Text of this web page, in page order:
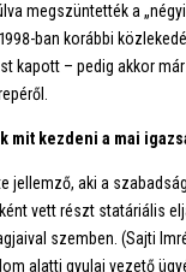
megszüntették a
ban korábbi
kapott – pedig akkor
mit kezdeni a mai
jellemző, aki a
vett részt statáriális
szemben. (Sajti
alatti gyulai vezető